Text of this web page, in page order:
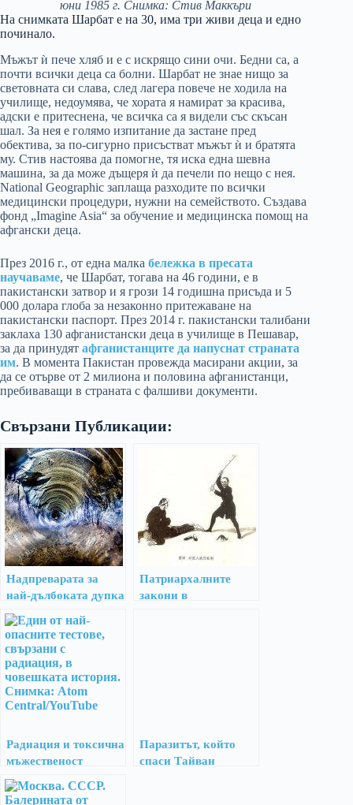
юни 1985 г. Снимка: Стив Маккъри
На снимката Шарбат е на 30, има три живи деца и едно
починало.
Мъжът ѝ пече хляб и е с искрящо сини очи. Бедни са, а
почти всички деца са болни. Шарбат не знае нищо за
световната си слава, след лагера повече не ходила на
училище, недоумява, че хората я намират за красива,
адски е притеснена, че всичка са я видели със скъсан
шал. За нея е голямо изпитание да застане пред
обектива, за по-сигурно присъстват мъжът ѝ и братята
му. Стив настоява да помогне, тя иска една шевна
машина, за да може дъщеря ѝ да печели по нещо с нея.
National Geographic заплаща разходите по всички
медицински процедури, нужни на семейството. Създава
фонд „Imagine Asia“ за обучение и медицинска помощ на
афгански деца.
През 2016 г., от една малка бележка в пресата
научаваме, че Шарбат, тогава на 46 години, е в
пакистански затвор и я грози 14 годишна присъда и 5
000 долара глоба за незаконно притежаване на
пакистански паспорт. През 2014 г. пакистански талибани
заклаха 130 афганистански деца в училище в Пешавар,
за да принудят афганистанците да напуснат страната
им. В момента Пакистан провежда масирани акции, за
да се отърве от 2 милиона и половина афганистанци,
пребиваващи в страната с фалшиви документи.
Свързани Публикации:
Надпреварата за
най-дълбоката дупка
в света
Патриархалните
закони в
Радиация и токсична
мъжественост
Паразитът, който
спаси Тайван